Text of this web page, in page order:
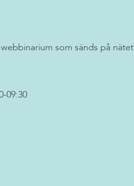
som sänds på nätet.
09:30